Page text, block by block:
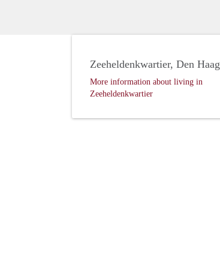
Zeeheldenkwartier, Den Haag
More information about living in
Zeeheldenkwartier